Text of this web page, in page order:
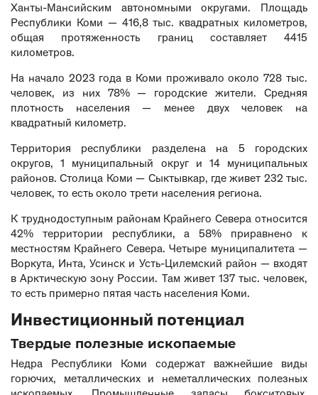
Ханты-Мансийским автономными округами. Площадь
Республики Коми — 416,8 тыс. квадратных километров,
общая протяженность границ составляет 4415
километров.
На начало 2023 года в Коми проживало около 728 тыс.
человек, из них 78% — городские жители. Средняя
плотность населения — менее двух человек на
квадратный километр.
Территория республики разделена на 5 городских
округов, 1 муниципальный округ и 14 муниципальных
районов. Столица Коми — Сыктывкар, где живет 232 тыс.
человек, то есть около трети населения региона.
К труднодоступным районам Крайнего Севера относится
42% территории республики, а 58% приравнено к
местностям Крайнего Севера. Четыре муниципалитета —
Воркута, Инта, Усинск и Усть-Цилемский район — входят
в Арктическую зону России. Там живет 137 тыс. человек,
то есть примерно пятая часть населения Коми.
Инвестиционный потенциал
Твердые полезные ископаемые
Недра Республики Коми содержат важнейшие виды
горючих, металлических и неметаллических полезных